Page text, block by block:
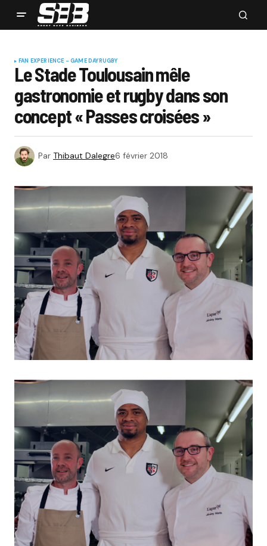
FAN EXPERIENCE - GAME DAYRUGBY
Le Stade Toulousain mêle
gastronomie et rugby dans son
concept « Passes croisées »
Par Thibaut Dalegre6 février 2018